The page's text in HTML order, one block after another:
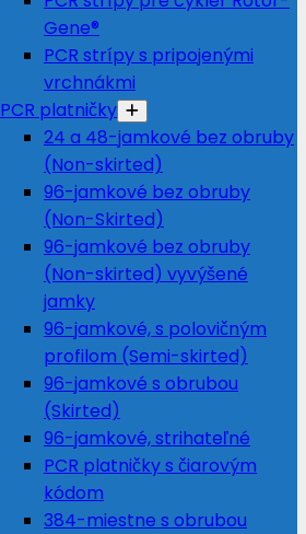
Gene®
PCR strípy s pripojenými
vrchnákmi
PCR platničky
24 a 48-jamkové bez obruby
(Non-skirted)
96-jamkové bez obruby
(Non-Skirted)
96-jamkové bez obruby
(Non-skirted) vyvýšené
jamky
96-jamkové, s polovičným
profilom (Semi-skirted)
96-jamkové s obrubou
(Skirted)
96-jamkové, strihateľné
PCR platničky s čiarovým
kódom
384-miestne s obrubou